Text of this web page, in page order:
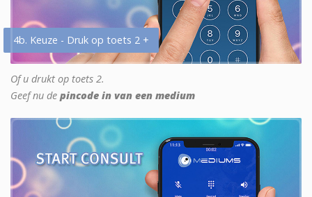
4b. Keuze - Druk op toets 2 +
Of u drukt op toets 2.
Geef nu de pincode in van een medium